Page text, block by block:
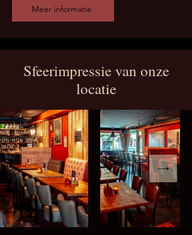
Meer informatie
Sfeerimpressie van onze
locatie